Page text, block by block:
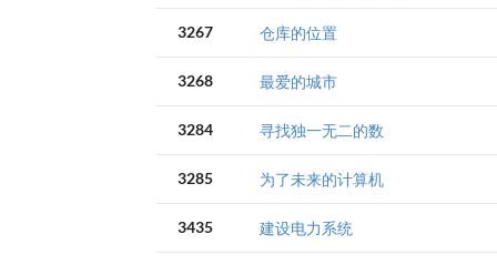
3267 仓库的位置
3268 最爱的城市
3284 寻找独一无二的数
3285 为了未来的计算机
3435 建设电力系统